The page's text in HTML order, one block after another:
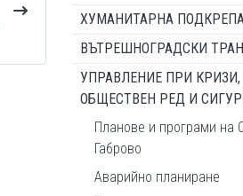
ХУМАНИТАРНА
ВЪТРЕШНОГРАДСКИ
УПРАВЛЕНИЕ ПРИ КРИЗИ,
ОБЩЕСТВЕН РЕД И
Планове и програми на
Габрово
Аварийно планиране